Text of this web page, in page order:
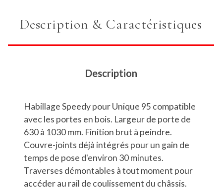
Description & Caractéristiques
Description
Habillage Speedy pour Unique 95 compatible
avec les portes en bois. Largeur de porte de
630 à 1030 mm. Finition brut à peindre.
Couvre-joints déjà intégrés pour un gain de
temps de pose d'environ 30 minutes.
Traverses démontables à tout moment pour
accéder au rail de coulissement du châssis.